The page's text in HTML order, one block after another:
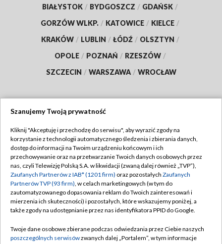
BIAŁYSTOK / BYDGOSZCZ / GDAŃSK /
GORZÓW WLKP. / KATOWICE / KIELCE /
KRAKÓW / LUBLIN / ŁÓDŹ / OLSZTYN /
OPOLE / POZNAŃ / RZESZÓW /
SZCZECIN / WARSZAWA / WROCŁAW
TVP
Abonament TVP
Emisja w TVP
Centrum informacji TVP
Naziemna Telewizja Cyfrowa
Rada Programowa
Regulamin TVP
Polityka prywatności
Moje zgody
Pomoc
Kontakt
Szanujemy Twoją prywatność
Kliknij "Akceptuję i przechodzę do serwisu", aby wyrazić zgody na
korzystanie z technologii automatycznego śledzenia i zbierania danych,
dostęp do informacji na Twoim urządzeniu końcowym i ich
przechowywanie oraz na przetwarzanie Twoich danych osobowych przez
nas, czyli Telewizję Polską S.A. w likwidacji (zwaną dalej również „TVP”),
Zaufanych Partnerów z IAB* (1201 firm) oraz pozostałych Zaufanych
Partnerów TVP (93 firm), w celach marketingowych (w tym do
zautomatyzowanego dopasowania reklam do Twoich zainteresowań i
mierzenia ich skuteczności) i pozostałych, które wskazujemy poniżej, a
także zgody na udostępnianie przez nas identyfikatora PPID do Google.
Twoje dane osobowe zbierane podczas odwiedzania przez Ciebie naszych
poszczególnych serwisówzwanych dalej „Portalem”, w tym informacje